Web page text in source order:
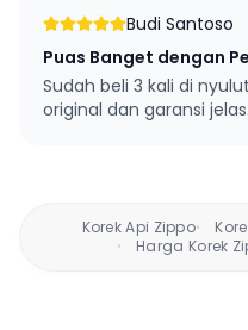
Budi Santoso
Puas Banget dengan
Sudah beli 3 kali di
original dan garansi jelas.
Korek Api Zippo•
• Harga Korek